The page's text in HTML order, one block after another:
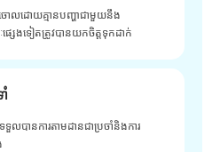
ោលដោយគ្មានបញ្ហាជាមួយនឹង
ផ្សេងទៀតត្រូវបានយកចិត្តទុកដាក់
ល​បាន​ការ​តាមដាន​ជា​ប្រចាំ​និង​ការ​